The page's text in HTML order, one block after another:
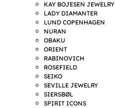
KAY BOJESEN JEWELRY
LADY DIAMANTER
LUND COPENHAGEN
NURAN
OBAKU
ORIENT
RABINOVICH
ROSEFIELD
SEIKO
SEVILLE JEWELRY
SIERSBØL
SPIRIT ICONS